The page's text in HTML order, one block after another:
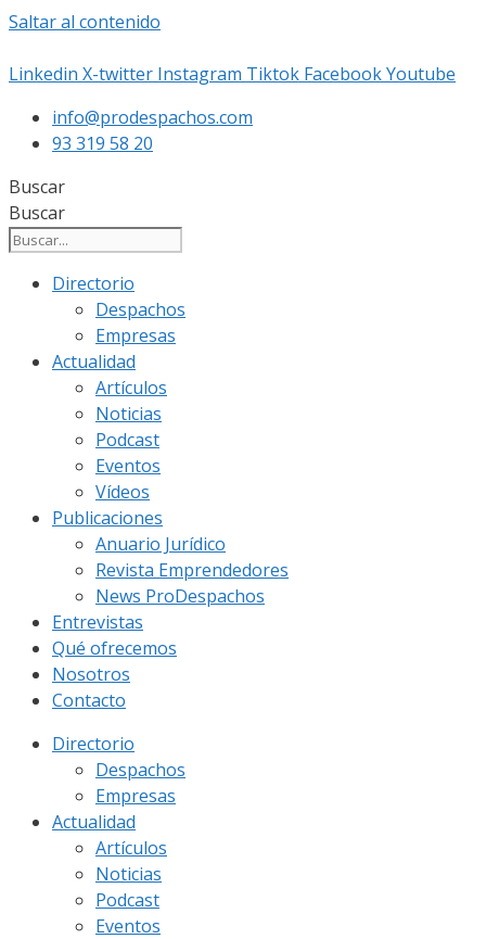
Saltar al contenido
Linkedin X-twitter Instagram Tiktok FacebookYoutube
info@prodespachos.com
93 319 58 20
Buscar
Buscar
Directorio
Despachos
Empresas
Actualidad
Artículos
Noticias
Podcast
Eventos
Vídeos
Publicaciones
Anuario Jurídico
Revista Emprendedores
News ProDespachos
Entrevistas
Qué ofrecemos
Nosotros
Contacto
Directorio
Despachos
Empresas
Actualidad
Artículos
Noticias
Podcast
Eventos